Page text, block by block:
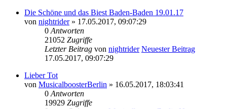
Die Schöne und das Biest Baden-Baden 19.01.17
von nightrider» 17.05.2017, 09:07:29
0 Antworten
21052 Zugriffe
Letzter Beitrag von nightrider Neuester Beitrag
17.05.2017, 09:07:29
Lieber Tot
von MusicalboosterBerlin » 16.05.2017, 18:03:41
0 Antworten
19929 Zugriffe